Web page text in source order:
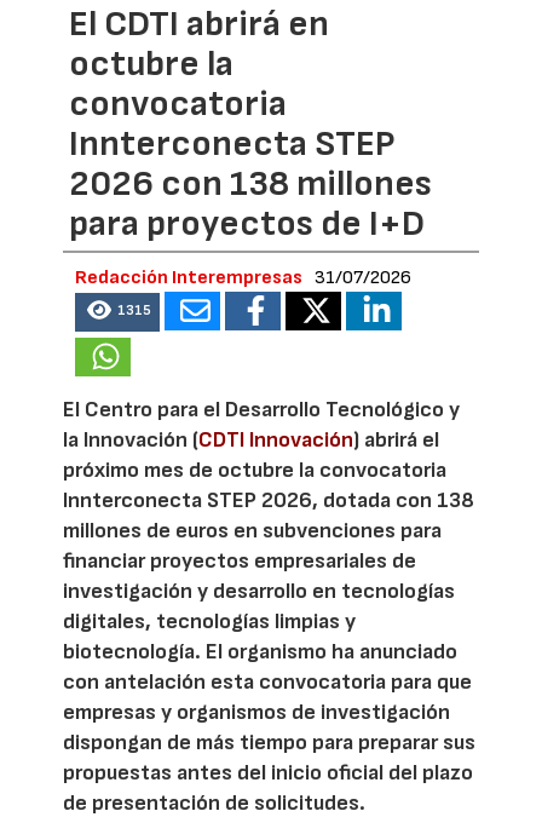
El CDTI abrirá en
octubre la
convocatoria
Innterconecta STEP
2026 con 138 millones
para proyectos de I+D
Redacción Interempresas 31/07/2026
1315
El Centro para el Desarrollo Tecnológico y
la Innovación (CDTI Innovación) abrirá el
próximo mes de octubre la convocatoria
Innterconecta STEP 2026, dotada con 138
millones de euros en subvenciones para
financiar proyectos empresariales de
investigación y desarrollo en tecnologías
digitales, tecnologías limpias y
biotecnología. El organismo ha anunciado
con antelación esta convocatoria para que
empresas y organismos de investigación
dispongan de más tiempo para preparar sus
propuestas antes del inicio oficial del plazo
de presentación de solicitudes.